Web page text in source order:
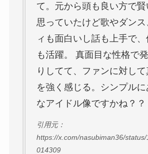
て。元から頭も良い方で
思っていたけど歌やダン
ィも面白いし話も上手で
も活躍。 真面目な性格で
りしてて、ファンに対し
を強く感じる。シンプル
なアイドル像ですかね？？
引用元：
https://x.com/nasubiman36/
014309